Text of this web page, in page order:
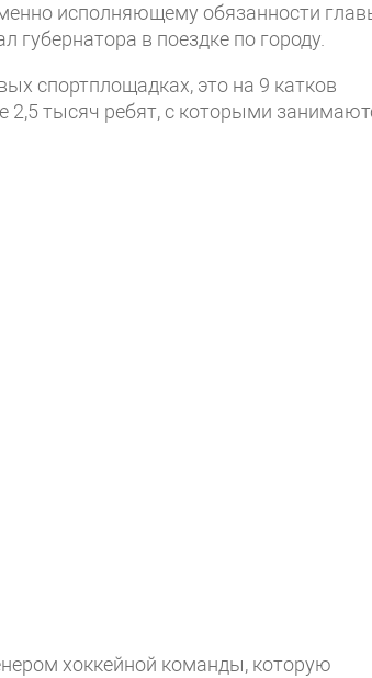
исполняющему обязанности
в поездке по городу.
спортплощадках, это на 9 катков
2,5 тысяч ребят, с которыми
хоккейной команды, которую